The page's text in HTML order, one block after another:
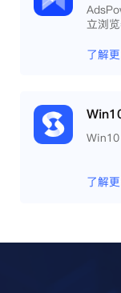
立浏览
了解
Win10
了解